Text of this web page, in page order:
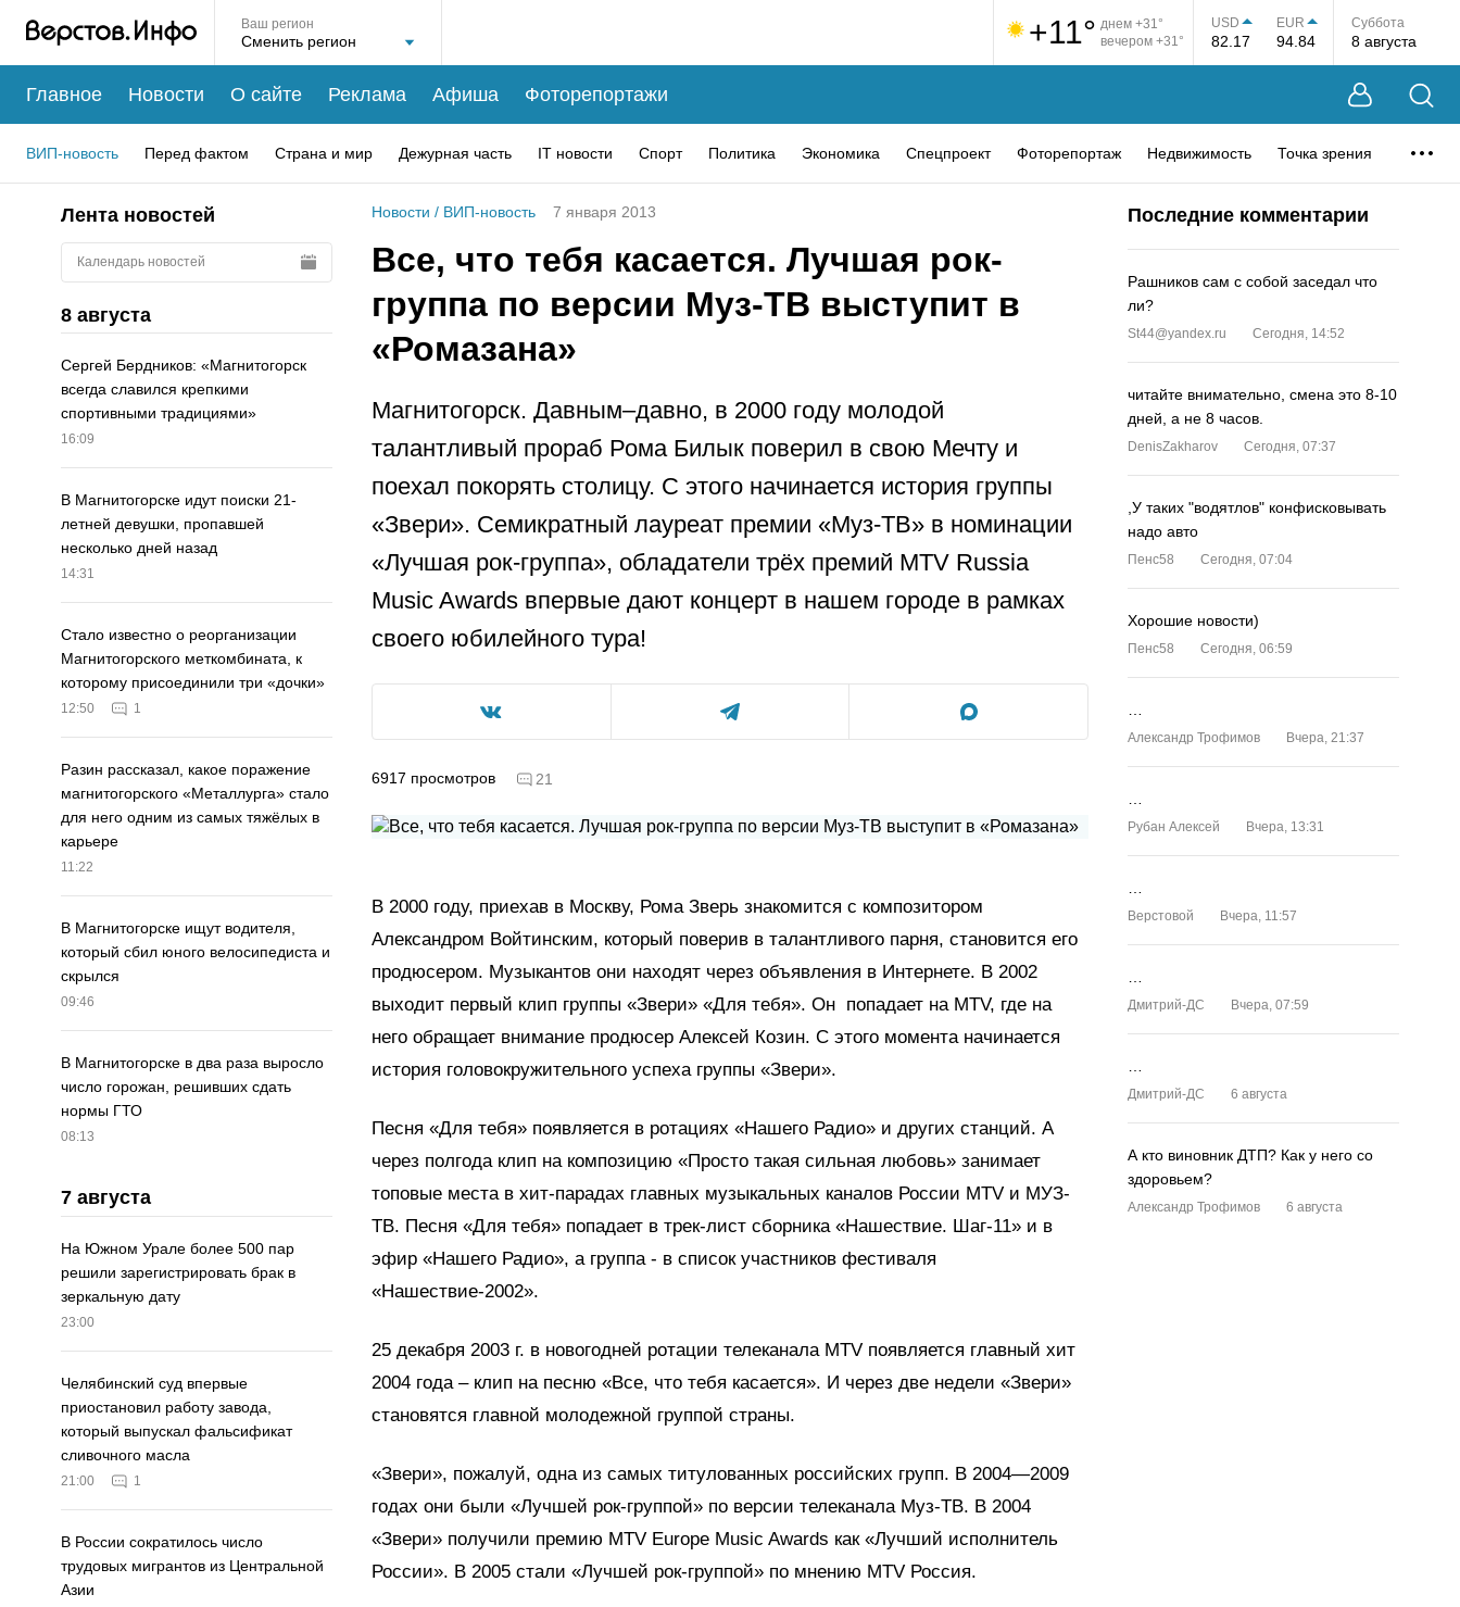
Ваш регион +11° днем +31°
вечером +31°
USD
82.17
EUR
94.84
Суббота
8 августа
Главное Новости О сайте Реклама Афиша Фоторепортажи
ВИП-новость Перед фактом Страна и мир Дежурная часть IT новости Спорт Политика Экономика Спецпроект Фоторепортаж Недвижимость Точка зрения
Лента новостей
Календарь новостей
8 августа
Сергей Бердников: «Магнитогорск
всегда славился крепкими
спортивными традициями»
16:09
В Магнитогорске идут поиски 21-
летней девушки, пропавшей
несколько дней назад
14:31
Стало известно о реорганизации
Магнитогорского меткомбината, к
которому присоединили три «дочки»
12:50 1
Разин рассказал, какое поражение
магнитогорского «Металлурга» стало
для него одним из самых тяжёлых в
карьере
11:22
В Магнитогорске ищут водителя,
который сбил юного велосипедиста и
скрылся
09:46
В Магнитогорске в два раза выросло
число горожан, решивших сдать
нормы ГТО
08:13
7 августа
На Южном Урале более 500 пар
решили зарегистрировать брак в
зеркальную дату
23:00
Челябинский суд впервые
приостановил работу завода,
который выпускал фальсификат
сливочного масла
21:00 1
В России сократилось число
трудовых мигрантов из Центральной
Азии
Новости / ВИП-новость 7 января 2013
Все, что тебя касается. Лучшая рок-
группа по версии Муз-ТВ выступит в
«Ромазана»
Магнитогорск. Давным–давно, в 2000 году молодой
талантливый прораб Рома Билык поверил в свою Мечту и
поехал покорять столицу. С этого начинается история группы
«Звери». Семикратный лауреат премии «Муз-ТВ» в номинации
«Лучшая рок-группа», обладатели трёх премий MTV Russia
Music Awards впервые дают концерт в нашем городе в рамках
своего юбилейного тура!
6917 просмотров 21
В 2000 году, приехав в Москву, Рома Зверь знакомится с композитором
Александром Войтинским, который поверив в талантливого парня, становится его
продюсером. Музыкантов они находят через объявления в Интернете. В 2002
выходит первый клип группы «Звери» «Для тебя». Он попадает на MTV, где на
него обращает внимание продюсер Алексей Козин. С этого момента начинается
история головокружительного успеха группы «Звери».
Песня «Для тебя» появляется в ротациях «Нашего Радио» и других станций. А
через полгода клип на композицию «Просто такая сильная любовь» занимает
топовые места в хит-парадах главных музыкальных каналов России MTV и МУЗ-
ТВ. Песня «Для тебя» попадает в трек-лист сборника «Нашествие. Шаг-11» и в
эфир «Нашего Радио», а группа - в список участников фестиваля
«Нашествие-2002».
25 декабря 2003 г. в новогодней ротации телеканала MTV появляется главный хит
2004 года – клип на песню «Все, что тебя касается». И через две недели «Звери»
становятся главной молодежной группой страны.
«Звери», пожалуй, одна из самых титулованных российских групп. В 2004—2009
годах они были «Лучшей рок-группой» по версии телеканала Муз-ТВ. В 2004
«Звери» получили премию MTV Europe Music Awards как «Лучший исполнитель
России». В 2005 стали «Лучшей рок-группой» по мнению MTV Россия.
Последние комментарии
Рашников сам с собой заседал что
ли?
St44@yandex.ru Сегодня, 14:52
читайте внимательно, смена это 8-10
дней, а не 8 часов.
DenisZakharov Сегодня, 07:37
,У таких "водятлов" конфисковывать
надо авто
Пенс58 Сегодня, 07:04
Хорошие новости)
Пенс58 Сегодня, 06:59
Александр Трофимов Вчера, 21:37
Рубан Алексей Вчера, 13:31
Верстовой Вчера, 11:57
Дмитрий-ДС Вчера, 07:59
Дмитрий-ДС 6 августа
А кто виновник ДТП? Как у него со
здоровьем?
Александр Трофимов 6 августа